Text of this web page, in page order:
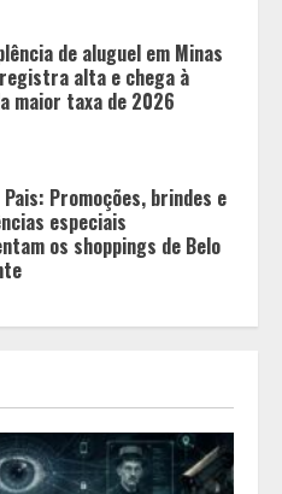
Promoções, brindes e
especiais
os shoppings de Belo
hoje: 18 horas na vida
sob vigilância
de família no Dia dos